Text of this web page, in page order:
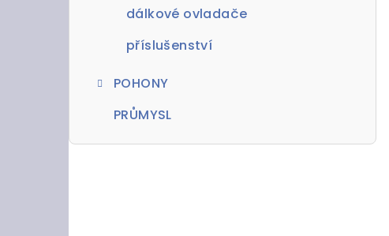
dálkové ovladače
příslušenství
POHONY
PRŮMYSL